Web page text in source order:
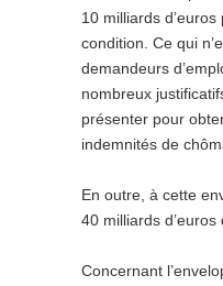
10 milliards
condition. Ce qui
demandeurs
nombreux
présenter pour
indemnités de
En outre, à cette
40 milliards d’euros
Concernant